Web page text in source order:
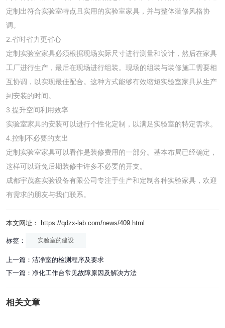
定制出符合实验室特点且实用的实验室家具，并与整体装修风格协
调。
2.省时省力更省心
定制实验室家具必须根据现场实际尺寸进行测量和设计，然后在家具
工厂进行生产，最后在现场进行组装。现场的组装与装修施工需要相
互协调，以实现最佳配合。这种方式能够有效缩短实验室家具从生产
到安装的时间。
3.提升空间利用效率
实验室家具的安装可以进行个性化定制，以满足实验室的特定需求。
4.控制不必要的支出
定制实验室家具可以看作是装修费用的一部分。基本布局已经确定，
这样可以避免后期装修中许多不必要的开支。
成都宇茂鑫实验设备有限公司专注于生产和定制各种实验家具，欢迎
有需求的朋友与我们联系。
本文网址： https://qdzx-lab.com/news/409.html
标签： 实验室的建设
上一篇： 洁净室的检测程序及要求
下一篇： 净化工作台常见故障原因及解决方法
相关文章